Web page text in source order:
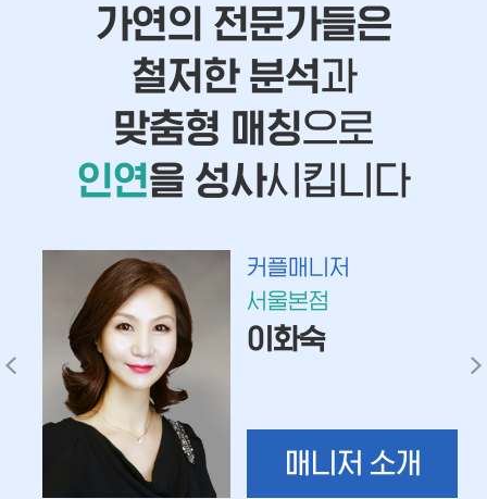
가연의 전문가들은
철저한 분석과
맞춤형 매칭으로
인연을 성사시킵니다
커플매니저
서울본점
이화숙
매니저 소개